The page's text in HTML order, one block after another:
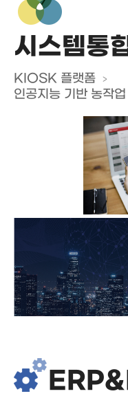
시스템통
KIOSK 플랫폼
인공지능 기반 농작